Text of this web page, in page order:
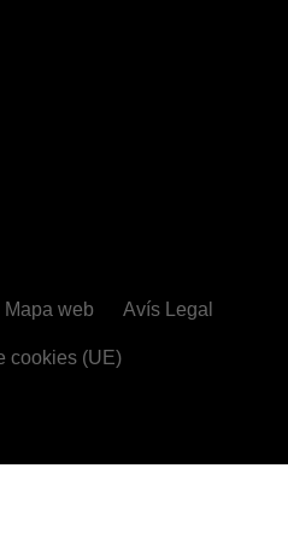
Mapa web Avís Legal
cookies (UE)